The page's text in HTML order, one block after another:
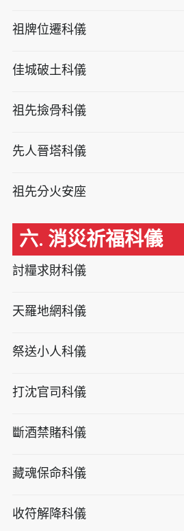
祖牌位遷科儀
佳城破土科儀
祖先撿骨科儀
先人晉塔科儀
祖先分火安座
六. 消災祈福科儀
討糧求財科儀
天羅地網科儀
祭送小人科儀
打沈官司科儀
斷酒禁賭科儀
藏魂保命科儀
收符解降科儀